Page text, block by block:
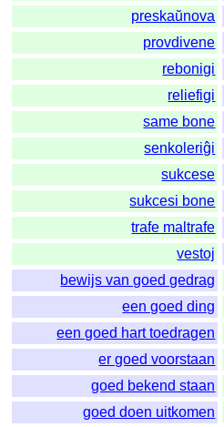
preskaŭnova
provdivene
rebonigi
reliefigi
same bone
senkoleriĝi
sukcese
sukcesi bone
trafe maltrafe
vestoj
bewijs van goed gedrag
een goed ding
een goed hart toedragen
er goed voorstaan
goed bekend staan
goed doen uitkomen